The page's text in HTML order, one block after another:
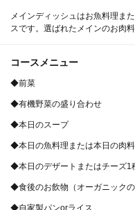
メインディッシュはお魚料理ま
スです。選ばれたメインのお肉
コースメニュー
◆前菜
◆有機野菜の盛り合わせ
◆本日のスープ
◆本日の魚料理または本日の肉
◆本日のデザートまたはチーズ1
◆食後のお飲物（オーガニック
◆自家製パンorライスこの店舗